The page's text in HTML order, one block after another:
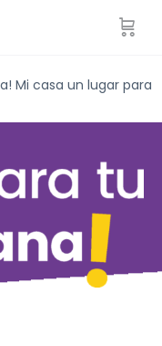
Mi casa un lugar para